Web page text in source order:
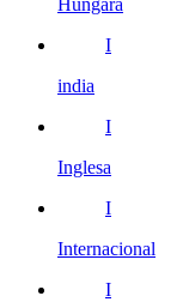
Hungara
I
india
I
Inglesa
I
Internacional
I